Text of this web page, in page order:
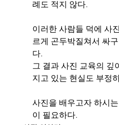
례도 적지 않다.
이러한 사람들 덕에 사
르게 곤두박질쳐서 싸
다.
그 결과 사진 교육의 깊
지고 있는 현실도 부정
사진을 배우고자 하시
이 필요하다.